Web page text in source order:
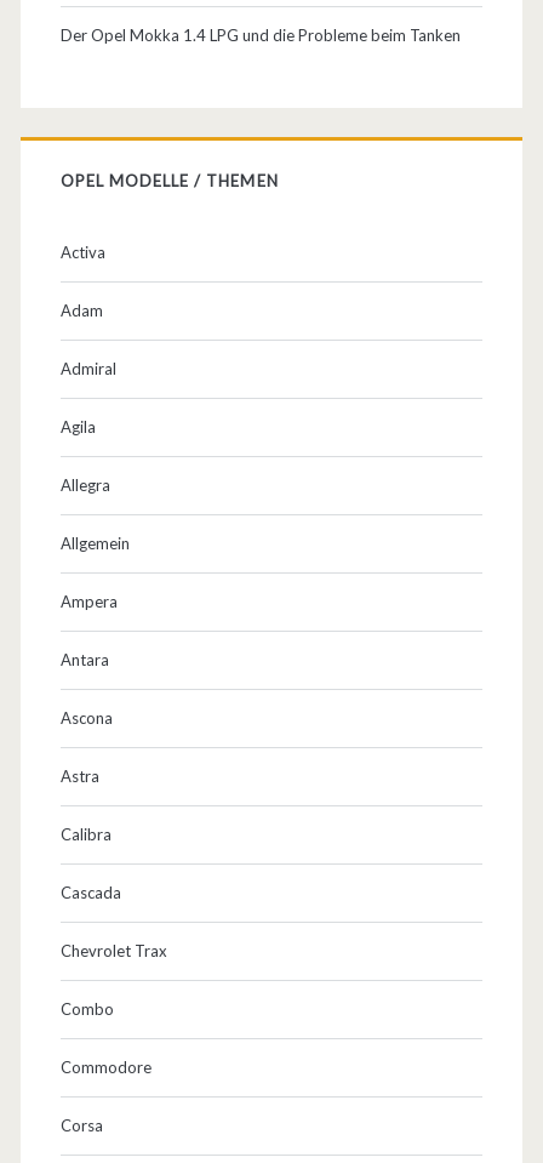
Der Opel Mokka 1.4 LPG und die Probleme beim Tanken
OPEL MODELLE / THEMEN
Activa
Adam
Admiral
Agila
Allegra
Allgemein
Ampera
Antara
Ascona
Astra
Calibra
Cascada
Chevrolet Trax
Combo
Commodore
Corsa